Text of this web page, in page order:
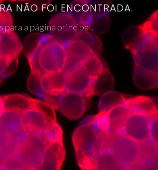
NÃO FOI ENCONTRADA.
para a página principal.